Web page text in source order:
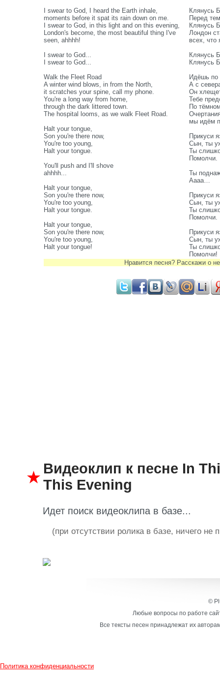
I swear to God, I heard the Earth inhale,
moments before it spat its rain down on me.
I swear to God, in this light and on this evening,
London's become, the most beautiful thing I've
seen, ahhhh!
I swear to God...
I swear to God...
Walk the Fleet Road
A winter wind blows, in from the North,
it scratches your spine, call my phone.
You're a long way from home,
through the dark littered town.
The hospital looms, as we walk Fleet Road.
Halt your tongue,
Son you're there now,
You're too young,
Halt your tongue.
You'll push and I'll shove
ahhhh...
Halt your tongue,
Son you're there now,
You're too young,
Halt your tongue.
Halt your tongue,
Son you're there now,
You're too young,
Halt your tongue!
Клянусь
Перед
Клянусь
Лондон
всех, что
Клянусь
Клянусь
Идёшь по
А с
Он
Тебе
По
мы идём
Прикуси
Сын, ты
Ты
Помолчи.
Ты
Аааа…
Прикуси
Сын, ты
Ты
Помолчи.
Прикуси
Сын, ты
Ты
Помолчи!
Нравится песня? Расскажи о
Видеоклип к песне In
This Evening
Идет поиск видеоклипа в базе...
(при отсутствии ролика в базе, ничего не
©
Любые вопросы по работе
Все тексты песен принадлежат их
Политика конфиденциальности